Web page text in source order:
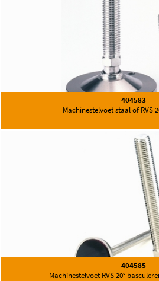
404583
Machinestelvoet staal of RVS
404585
Machinestelvoet RVS 20°